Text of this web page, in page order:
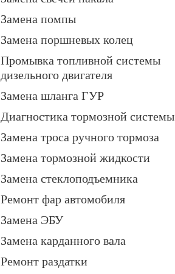
Замена помпы
Замена поршневых колец
Промывка топливной системы
дизельного двигателя
Замена шланга ГУР
Диагностика тормозной системы
Замена троса ручного тормоза
Замена тормозной жидкости
Замена стеклоподъемника
Ремонт фар автомобиля
Замена ЭБУ
Замена карданного вала
Ремонт раздатки